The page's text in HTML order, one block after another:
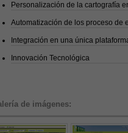
Personalización de la cartografía
Automatización de los proceso de
Integración en una única
Innovación Tecnológica
de imágenes: